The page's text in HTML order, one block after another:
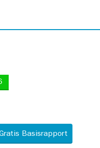
Basisrapport